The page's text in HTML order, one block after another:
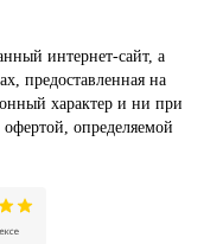
интернет-сайт, а
предоставленная на
характер и ни при
определяемой